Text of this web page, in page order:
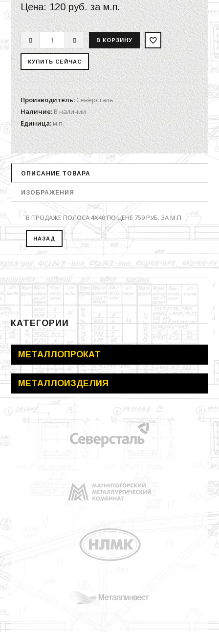
Цена:120 руб.за м.п.
Производитель:Северсталь
Наличие:В наличии
Единица:м.п.
ОПИСАНИЕ ТОВАРА
ИЗОБРАЖЕНИЯ
В ПРОДАЖЕ ПОЛОСА 4Х40 ПО ЦЕНЕ 759 РУБ. ЗА М.П.
КАТЕГОРИИ
МЕТАЛЛОПРОКАТ
МЕТАЛЛОИЗДЕЛИЯ